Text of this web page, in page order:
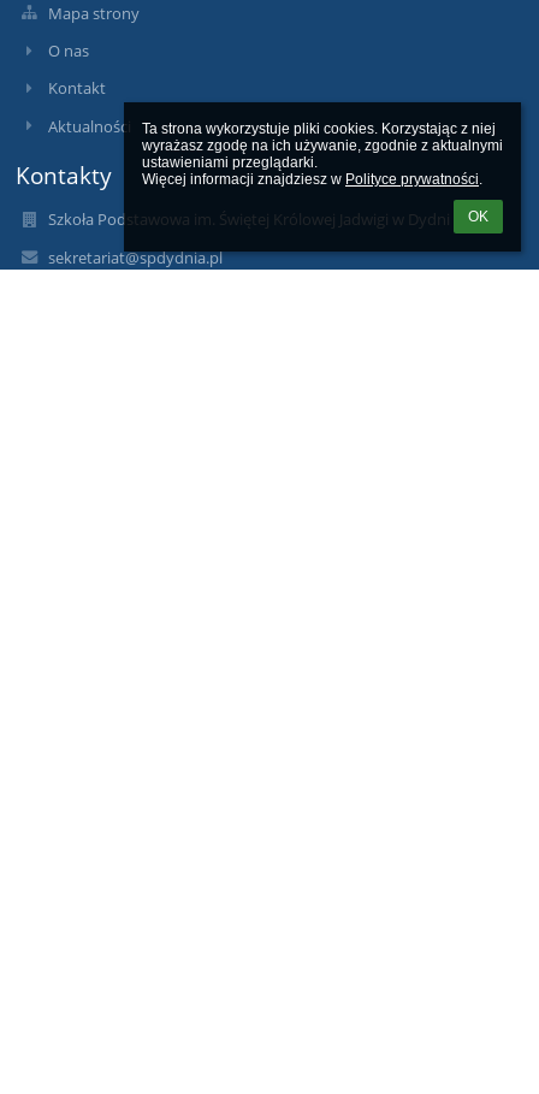
Ta strona wykorzystuje pliki cookies. Korzystając z niej
wyrażasz zgodę na ich używanie, zgodnie z aktualnymi
ustawieniami przeglądarki.
Więcej informacji znajdziesz w Polityce prywatności.
OK
Mapa strony
O nas
Kontakt
Aktualności
Kontakty
Szkoła Podstawowa im. Świętej Królowej Jadwigi w Dydni
sekretariat@spdydnia.pl